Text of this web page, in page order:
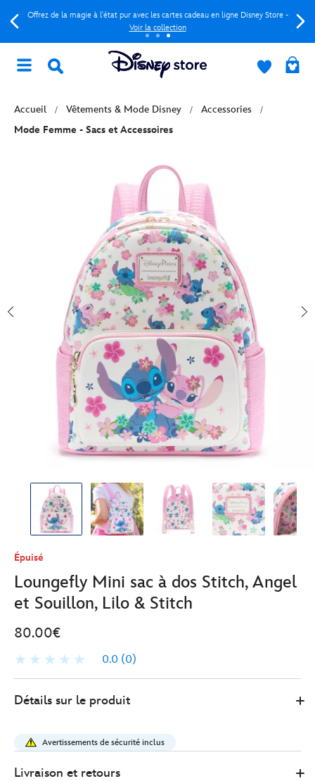
Offrez de la magie à l'état pur avec les cartes cadeau en ligne Disney Store -
Voir la collection
Accueil Vêtements & Mode Disney
Accessories
Mode Femme - Sacs et Accessoires
Épuisé
Loungefly Mini sac à dos Stitch, Angel
et Souillon, Lilo & Stitch
80.00€
0.0 (0)
80.00
sac-
Détails sur le produit
Avertissements de sécurité inclus
Livraison et retours